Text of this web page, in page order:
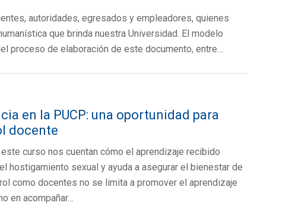
autoridades, egresados y empleadores, quienes
que brinda nuestra Universidad. El modelo
proceso de elaboración de este documento, entre…
en la PUCP: una oportunidad para
docente
curso nos cuentan cómo el aprendizaje recibido
hostigamiento sexual y ayuda a asegurar el bienestar de
como docentes no se limita a promover el aprendizaje
en acompañar…